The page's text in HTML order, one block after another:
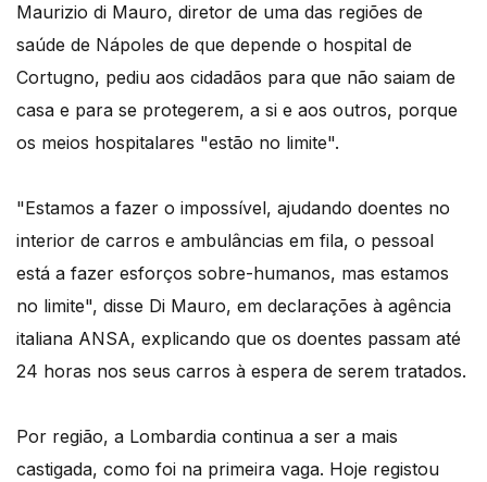
Maurizio di Mauro, diretor de uma das regiões de
saúde de Nápoles de que depende o hospital de
Cortugno, pediu aos cidadãos para que não saiam de
casa e para se protegerem, a si e aos outros, porque
os meios hospitalares "estão no limite".
"Estamos a fazer o impossível, ajudando doentes no
interior de carros e ambulâncias em fila, o pessoal
está a fazer esforços sobre-humanos, mas estamos
no limite", disse Di Mauro, em declarações à agência
italiana ANSA, explicando que os doentes passam até
24 horas nos seus carros à espera de serem tratados.
Por região, a Lombardia continua a ser a mais
castigada, como foi na primeira vaga. Hoje registou